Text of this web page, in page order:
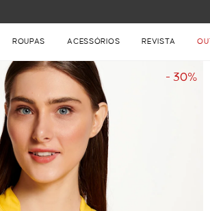
ROUPAS ACESSÓRIOS REVISTA
- 30%